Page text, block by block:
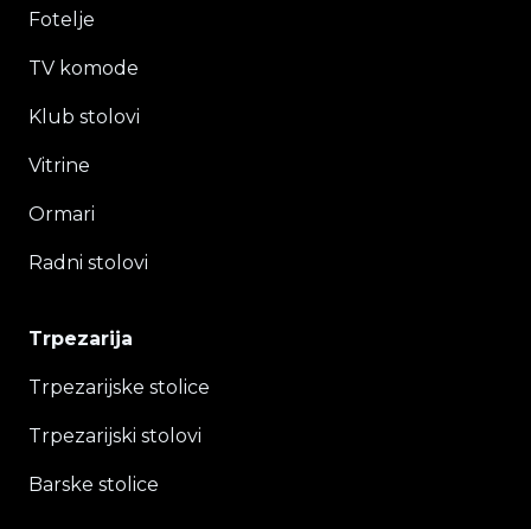
Fotelje
TV komode
Klub stolovi
Vitrine
Ormari
Radni stolovi
Trpezarija
Trpezarijske stolice
Trpezarijski stolovi
Barske stolice